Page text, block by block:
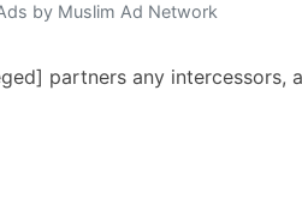
by Muslim Ad Network
partners any intercessors,